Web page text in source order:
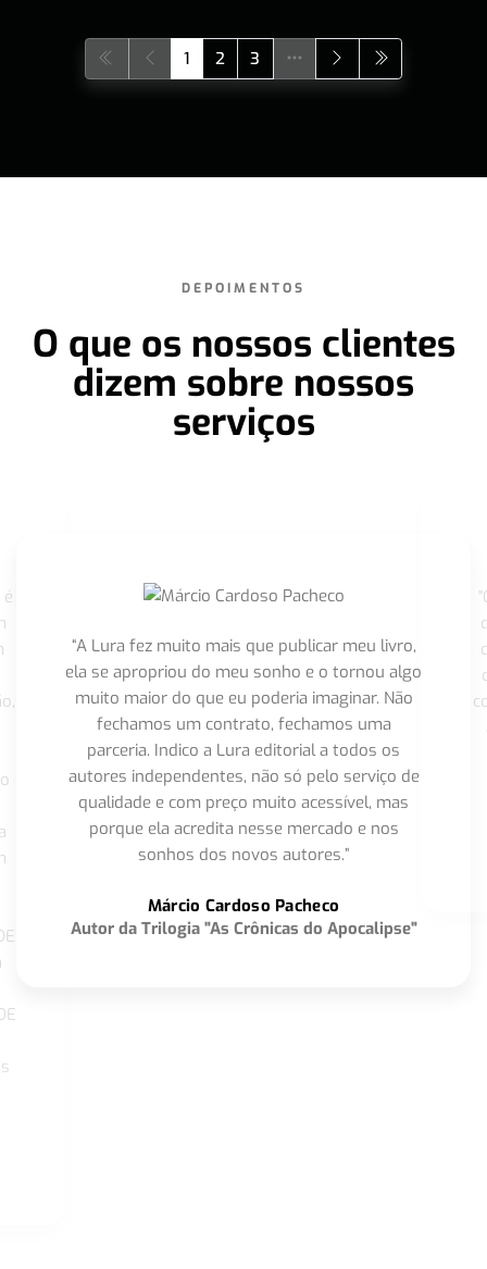
1 2 3
DEPOIMENTOS
O que os nossos clientes
dizem sobre nossos
serviços
“A Lura fez muito mais que publicar meu livro,
ela se apropriou do meu sonho e o tornou algo
muito maior do que eu poderia imaginar. Não
fechamos um contrato, fechamos uma
parceria. Indico a Lura editorial a todos os
autores independentes, não só pelo serviço de
qualidade e com preço muito acessível, mas
porque ela acredita nesse mercado e nos
sonhos dos novos autores.”
Márcio Cardoso Pacheco
Autor da Trilogia "As Crônicas do Apocalipse"